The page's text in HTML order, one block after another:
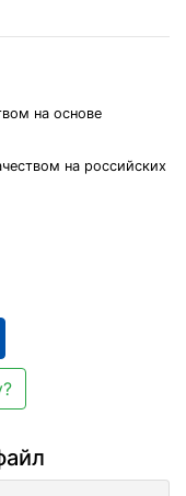
на основе
на российских